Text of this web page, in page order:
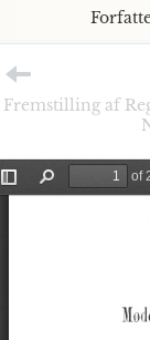
Fremstilling af